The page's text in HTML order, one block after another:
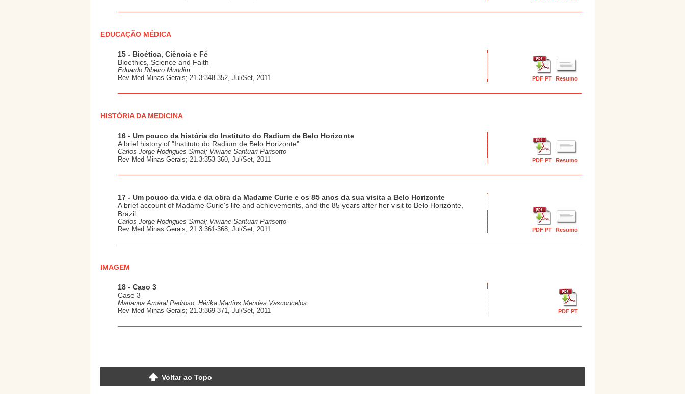
EDUCAÇÃO MÉDICA
15 - Bioética, Ciência e Fé
Bioethics, Science and Faith
Eduardo Ribeiro Mundim
Rev Med Minas Gerais; 21.3:348-352, Jul/Set, 2011
PDF PT Resumo
HISTÓRIA DA MEDICINA
16 - Um pouco da história do Instituto do Radium de Belo Horizonte
A brief history of "Instituto do Radium de Belo Horizonte"
Carlos Jorge Rodrigues Simal; Viviane Santuari Parisotto
Rev Med Minas Gerais; 21.3:353-360, Jul/Set, 2011
PDF PT Resumo
17 - Um pouco da vida e da obra da Madame Curie e os 85 anos da sua visita a Belo Horizonte
A brief account of Madame Curie's life and achievements, and the 85 years after her visit to Belo Horizonte,
Brazil
Carlos Jorge Rodrigues Simal; Viviane Santuari Parisotto
Rev Med Minas Gerais; 21.3:361-368, Jul/Set, 2011
PDF PT Resumo
IMAGEM
18 - Caso 3
Case 3
Marianna Amaral Pedroso; Hérika Martins Mendes Vasconcelos
Rev Med Minas Gerais; 21.3:369-371, Jul/Set, 2011
PDF PT
Voltar ao Topo